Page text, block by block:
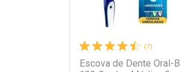
(7)
Escova de Dente Oral-B